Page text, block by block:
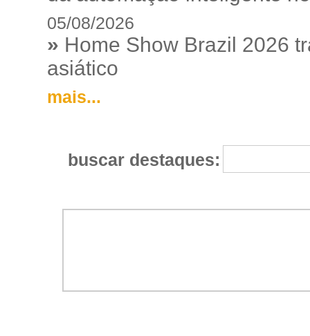
05/08/2026
» Home Show Brazil 2026
asiático
mais...
buscar destaques: